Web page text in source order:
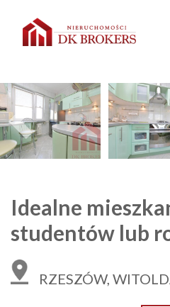
Main
Previous
Idealne
studentów lub
RZESZÓW,